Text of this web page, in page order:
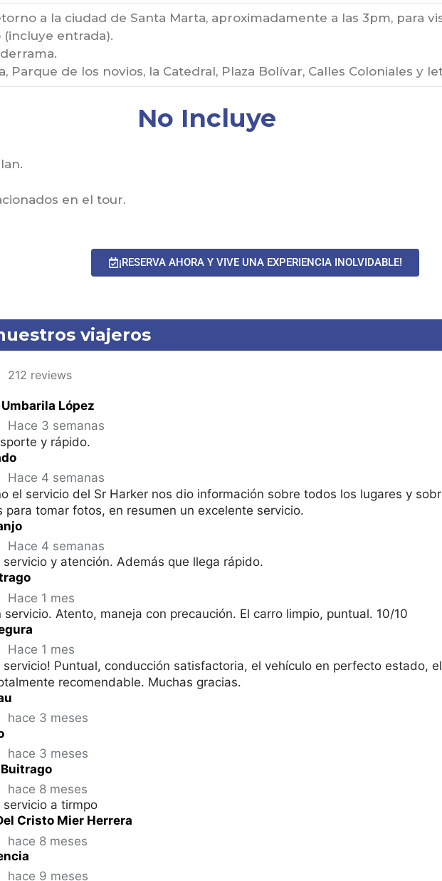
a la ciudad de Santa Marta, aproximadamente a las 3pm, para
entrada).
Parque de los novios, la Catedral, Plaza Bolívar, Calles Coloniales y
No Incluye
en el tour.
¡RESERVA AHORA Y VIVE UNA EXPERIENCIA INOLVIDABLE!
viajeros
212 reviews
López
Hace 3 semanas
y rápido.
Hace 4 semanas
el servicio del Sr Harker nos dio información sobre todos los lugares y
para tomar fotos, en resumen un excelente servicio.
Hace 4 semanas
servicio y atención. Además que llega rápido.
Hace 1 mes
servicio. Atento, maneja con precaución. El carro limpio, puntual. 10/10
Hace 1 mes
servicio! Puntual, conducción satisfactoria, el vehículo en perfecto estado,
recomendable. Muchas gracias.
hace 3 meses
hace 3 meses
hace 8 meses
servicio a tirmpo
Cristo Mier Herrera
hace 8 meses
hace 9 meses